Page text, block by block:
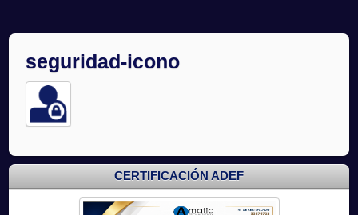
seguridad-icono
CERTIFICACIÓN ADEF